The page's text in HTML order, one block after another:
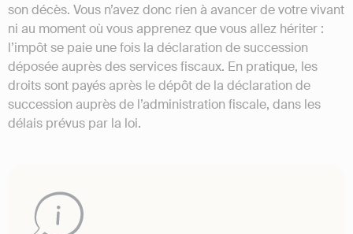
son décès. Vous n’avez donc rien à avancer de votre vivant
ni au moment où vous apprenez que vous allez hériter :
l’impôt se paie une fois la déclaration de succession
déposée auprès des services fiscaux. En pratique, les
droits sont payés après le dépôt de la déclaration de
succession auprès de l’administration fiscale, dans les
délais prévus par la loi.